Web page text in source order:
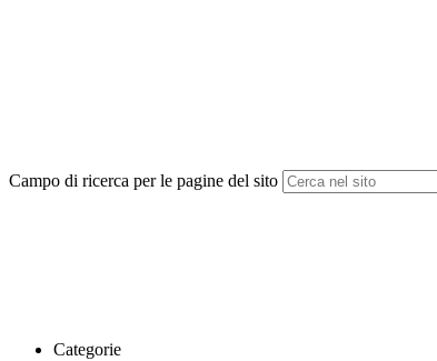
Campo di ricerca per le pagine del sito
Categorie